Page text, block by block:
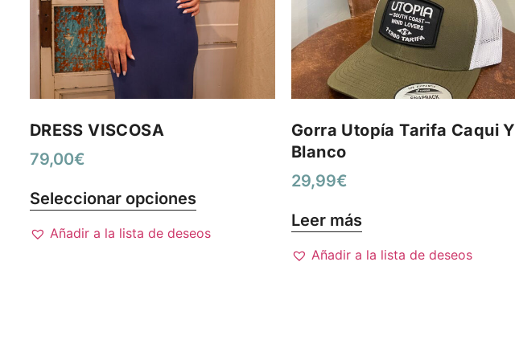
DRESS VISCOSA
79,00€
Seleccionar opciones
Añadir a la lista de deseos
Gorra Utopía Tarifa Caqui Y
Blanco
29,99€
Leer más
Añadir a la lista de deseos